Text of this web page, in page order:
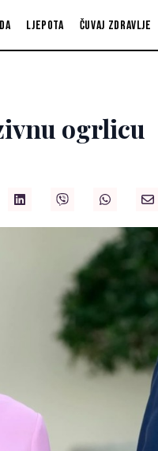
Ljepota Čuvaj zdravlje
ogrlicu